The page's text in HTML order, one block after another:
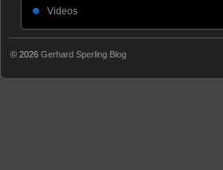
Videos
© 2026 Gerhard Sperling Blog